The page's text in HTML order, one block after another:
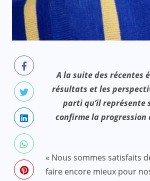
A la suite des récentes
résultats et les
parti qu’il représente
confirme la progression
« Nous sommes satisfaits
faire encore mieux pour